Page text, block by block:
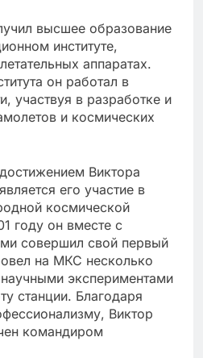
высшее образование
институте,
аппаратах.
он работал в
участвуя в разработке и
и космических
Виктора
его участие в
космической
году он вместе с
совершил свой первый
на МКС несколько
экспериментами
станции. Благодаря
Виктор
командиром